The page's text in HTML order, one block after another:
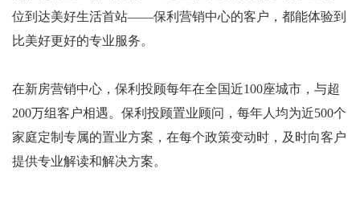
位到达美好生活首站——保利营销中心的客户，都能体验到
比美好更好的专业服务。
在新房营销中心，保利投顾每年在全国近100座城市，与超
200万组客户相遇。保利投顾置业顾问，每年人均为近500个
家庭定制专属的置业方案，在每个政策变动时，及时向客户
提供专业解读和解决方案。